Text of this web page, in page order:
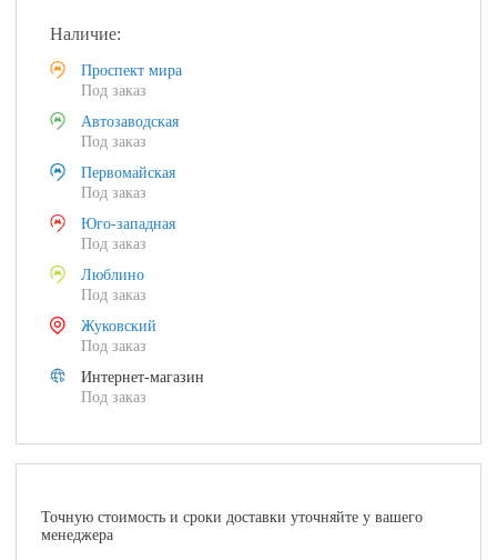
Наличие:
Проспект мира
Под заказ
Автозаводская
Под заказ
Первомайская
Под заказ
Юго-западная
Под заказ
Люблино
Под заказ
Жуковский
Под заказ
Интернет-магазин
Под заказ
Точную стоимость и сроки доставки уточняйте у вашего
менеджера